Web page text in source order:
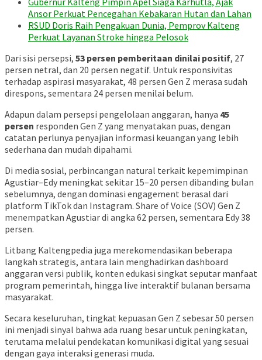
Ansor Perkuat Pencegahan Kebakaran Hutan dan Lahan
RSUD Doris Raih Pengakuan Dunia, Pemprov Kalteng
Perkuat Layanan Stroke hingga Pelosok
Dari sisi persepsi, 53 persen pemberitaan dinilai positif, 27
persen netral, dan 20 persen negatif. Untuk responsivitas
terhadap aspirasi masyarakat, 48 persen Gen Z merasa sudah
direspons, sementara 24 persen menilai belum.
Adapun dalam persepsi pengelolaan anggaran, hanya 45
persen responden Gen Z yang menyatakan puas, dengan
catatan perlunya penyajian informasi keuangan yang lebih
sederhana dan mudah dipahami.
Di media sosial, perbincangan natural terkait kepemimpinan
Agustiar–Edy meningkat sekitar 15–20 persen dibanding bulan
sebelumnya, dengan dominasi engagement berasal dari
platform TikTok dan Instagram. Share of Voice (SOV) Gen Z
menempatkan Agustiar di angka 62 persen, sementara Edy 38
persen.
Litbang Kaltengpedia juga merekomendasikan beberapa
langkah strategis, antara lain menghadirkan dashboard
anggaran versi publik, konten edukasi singkat seputar manfaat
program pemerintah, hingga live interaktif bulanan bersama
masyarakat.
Secara keseluruhan, tingkat kepuasan Gen Z sebesar 50 persen
ini menjadi sinyal bahwa ada ruang besar untuk peningkatan,
terutama melalui pendekatan komunikasi digital yang sesuai
dengan gaya interaksi generasi muda.